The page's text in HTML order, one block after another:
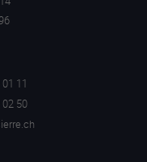
11
02 50